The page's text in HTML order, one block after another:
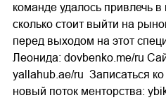
команде удалось привлечь в
сколько стоит выйти на
перед выходом на этот
Леонида: dovbenko.me/ru
yallahub.ae/ru Записаться
новый поток менторства: